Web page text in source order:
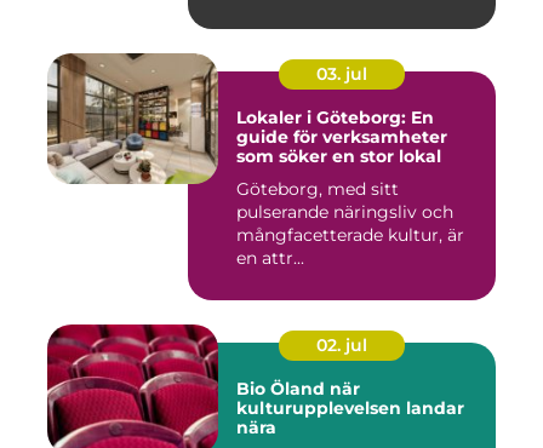
03. jul
Lokaler i Göteborg: En
guide för verksamheter
som söker en stor lokal
Göteborg, med sitt
pulserande näringsliv och
mångfacetterade kultur, är
en attr...
02. jul
Bio Öland när
kulturupplevelsen landar
nära